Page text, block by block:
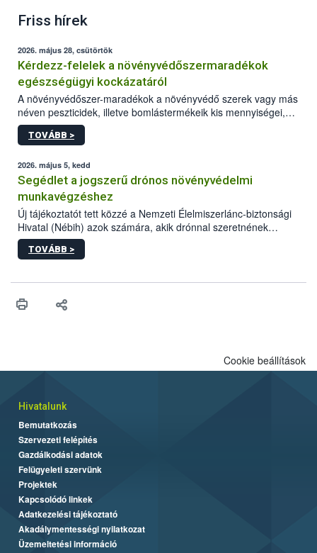
Friss hírek
2026. május 28, csütörtök
Kérdezz-felelek a növényvédőszermaradékok
egészségügyi kockázatáról
A növényvédőszer-maradékok a növényvédő szerek vagy más
néven peszticidek, illetve bomlástermékeik kis mennyiségei,
melyek a terményekben vagy azok felületén a betakarítást,
szüretelést, illetve tárolást követően is megmaradhatnak. Az
mennyiségének esetenként a kezelt terményeken is jelen kell
lennie. Nem minden élelmiszer tartalmaz szermaradékot.
Azokban az élelmiszerekben is, melyekben kimutathatóak,
általában csak nagyon kis mennyiségben vannak jelen, így nem
jelenthetnek kockázatot a fogyasztó egészségére nézve.
TOVÁBB >
2026. május 5, kedd
Segédlet a jogszerű drónos növényvédelmi
munkavégzéshez
Új tájékoztatót tett közzé a Nemzeti Élelmiszerlánc-biztonsági
Hivatal (Nébih) azok számára, akik drónnal szeretnének
növényvédelmi vagy tápanyag-gazdálkodási tevékenységet
végezni Magyarországon. Az összefoglaló részletesen
műszaki és hatósági feltételek.
TOVÁBB >
Cookie beállítások
Hivatalunk
Bemutatkozás
Szervezeti felépítés
Gazdálkodási adatok
Felügyeleti szervünk
Projektek
Kapcsolódó linkek
Adatkezelési tájékoztató
Akadálymentességi nyilatkozat
Üzemeltetési információ